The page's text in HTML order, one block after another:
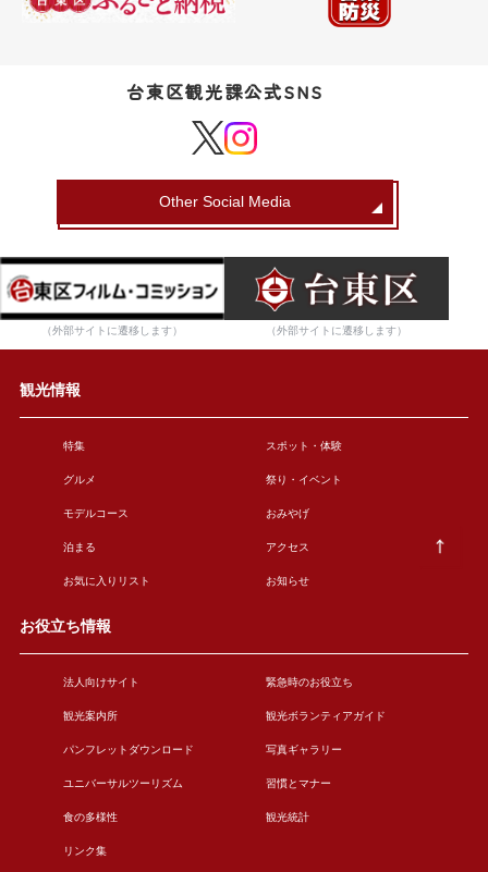
台東区観光課公式SNS
Other Social Media
（外部サイトに遷移します） （外部サイトに遷移します）
観光情報
特集 スポット・体験
グルメ 祭り・イベント
モデルコース おみやげ
泊まる アクセス
お気に入りリスト お知らせ
お役立ち情報
法人向けサイト 緊急時のお役立ち
観光案内所 観光ボランティアガイド
パンフレットダウンロード 写真ギャラリー
ユニバーサルツーリズム 習慣とマナー
食の多様性 観光統計
リンク集